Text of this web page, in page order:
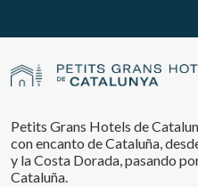
Petits Grans Hotels de
con encanto de Cataluña,
y la Costa Dorada, pasando
Cataluña.